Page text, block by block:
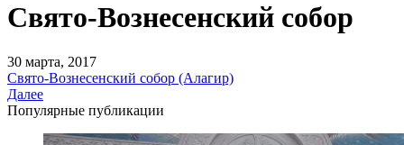
Свято-Вознесенский собор
30 марта, 2017
Свято-Вознесенский собор (Алагир)
Далее
Популярные публикации